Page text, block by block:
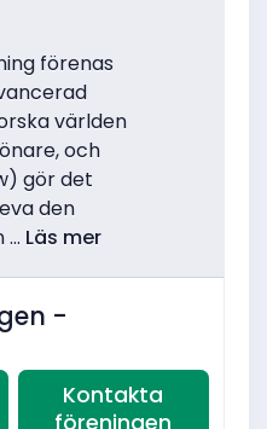
förenas
världen
och
gör det
den
Läs mer
-
Kontakta
föreningen